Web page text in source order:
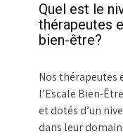
Quel est le
thérapeutes
bien-être?
Nos thérapeutes
l’Escale Bien-
et dotés d’un
dans leur